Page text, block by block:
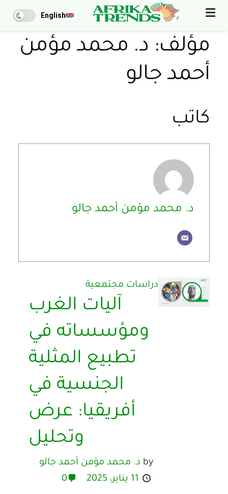
English
مؤلف: د. محمد مؤمن
أحمد جالو
كاتب
د. محمد مؤمن أحمد جالو
دراسات مجتمعية
آليات الغرب
ومؤسساته في
تطبيع المثلية
الجنسية في
أفريقيا: عرض
وتحليل
by د. محمد مؤمن أحمد جالو
11 يناير، 2025
0